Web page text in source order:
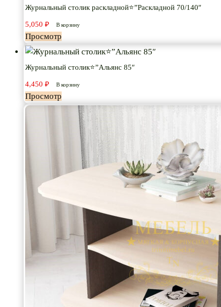
Журнальный столик раскладной⭐”Раскладной 70/140″
5,050 ₽ В корзину
Просмотр
Журнальный столик⭐”Альянс 85″
4,450 ₽ В корзину
Просмотр